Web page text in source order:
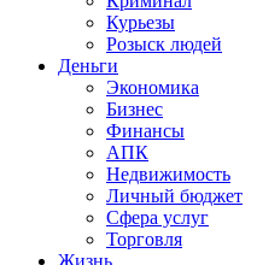
Курьезы
Розыск людей
Деньги
Экономика
Бизнес
Финансы
АПК
Недвижимость
Личный бюджет
Сфера услуг
Торговля
Жизнь